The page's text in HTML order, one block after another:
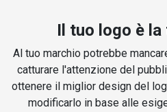
Il tuo logo è
Al tuo marchio potrebbe
catturare l'attenzione del
ottenere il miglior design del
modificarlo in base alle